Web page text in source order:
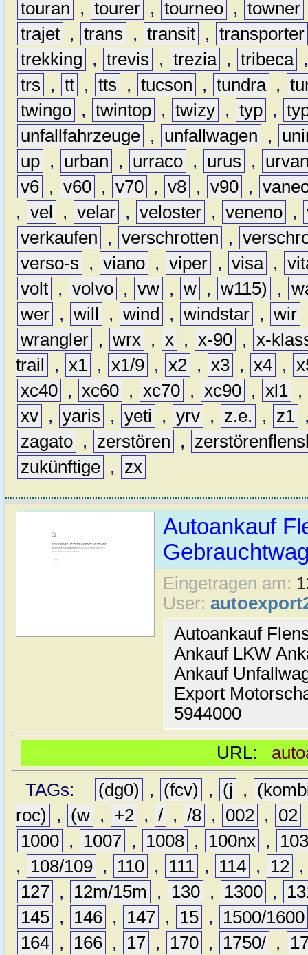
touran , tourer , tourneo , towner
trajet , trans , transit , transporter
trekking
, trevis , trezia , tribeca
trs
, tt , tts , tucson , tundra ,
twingo , twintop , twizy , typ ,
unfallfahrzeuge , unfallwagen ,
up , urban , urraco , urus ,
v6 , v60 , v70 , v8 , v90 ,
, vel , velar , veloster , veneno ,
verkaufen
, verschrotten ,
verso-s
, viano , viper , visa ,
volt , volvo , vw , w , w115) ,
wer , will , wind , windstar , wir
wrangler , wrx , x , x-90 , x-
trail
, x1 , x1/9 , x2 , x3 , x4 ,
xc40 , xc60 , xc70 , xc90 , xl1 ,
xv , yaris , yeti , yrv , z.e. , z1
zagato , zerstören ,
zukünftige , zx
Autoankauf
Eingetragen am:
User:
Autoankauf
Ankauf LKW
Ankauf
Export
5944000
URL:
TAGs:
(dg0) , (fcv) , (j ,
roc)
, (w , +2 , / , /8 , 002 , 02
1000 , 1007 , 1008 , 100nx ,
,
108/109 , 110 , 111 , 114 , 12
127 , 12m/15m , 130 , 1300 ,
145 , 146 , 147 , 15 ,
1500/1600
164 , 166 , 17 , 170 , 1750/ ,